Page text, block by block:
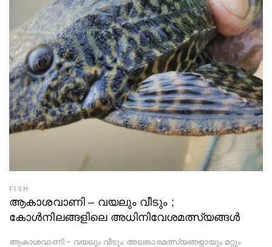
FISH
ആകാശവാണി – വയലും വീടും ;
കോള്‍നിലങ്ങളിലെ അധിനിവേശമത്സ്യങ്ങള്‍
ആകാശവാണി – വയലും വീടും: അലങ്കാരമത്സ്യങ്ങളായും മറ്റും